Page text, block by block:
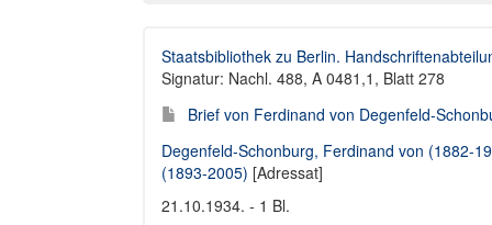
Staatsbibliothek zu Berlin.
Signatur: Nachl. 488, A 0481,1, Blatt 278
Brief von Ferdinand von Degenfeld-
Degenfeld-Schonburg, Ferdinand von (1882-
(1893-2005) [Adressat]
21.10.1934. - 1 Bl.